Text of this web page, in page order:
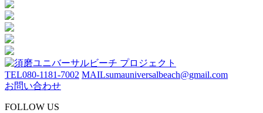
TEL080-1181-7002 MAILsumauniversalbeach@gmail.com
お問い合わせ
FOLLOW US